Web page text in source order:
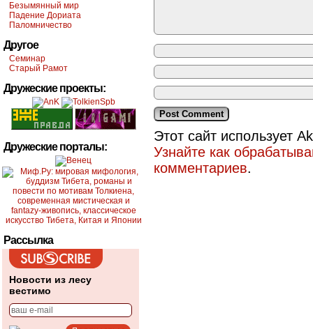
Безымянный мир
Падение Дориата
Паломничество
Другое
Семинар
Старый Рамот
Дружеские проекты:
Дружеские порталы:
Рассылка
Новости из лесу
вестимо
Этот сайт использует
Узнайте как
комментариев.